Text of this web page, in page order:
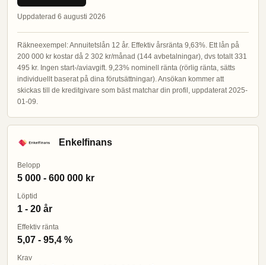
Uppdaterad 6 augusti 2026
Räkneexempel: Annuitetslån 12 år. Effektiv årsränta 9,63%. Ett lån på
200 000 kr kostar då 2 302 kr/månad (144 avbetalningar), dvs totalt 331
495 kr. Ingen start-/aviavgift. 9,23% nominell ränta (rörlig ränta, sätts
individuellt baserat på dina förutsättningar). Ansökan kommer att
skickas till de kreditgivare som bäst matchar din profil, uppdaterat 2025-
01-09.
Enkelfinans
Belopp
5 000 - 600 000 kr
Löptid
1 - 20 år
Effektiv ränta
5,07 - 95,4 %
Krav